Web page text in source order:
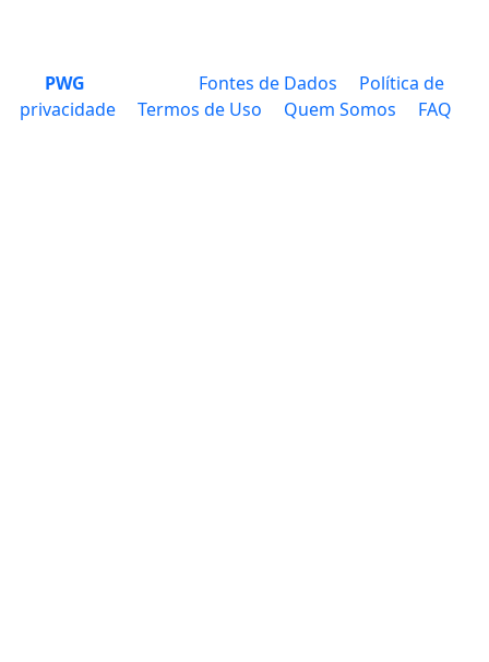
PWG Fontes de Dados
Política de
privacidade
Termos de Uso Quem Somos FAQ